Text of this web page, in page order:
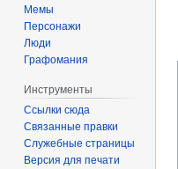
Мемы
Персонажи
Люди
Графомания
Инструменты
Ссылки сюда
Связанные правки
Служебные страницы
Версия для печати